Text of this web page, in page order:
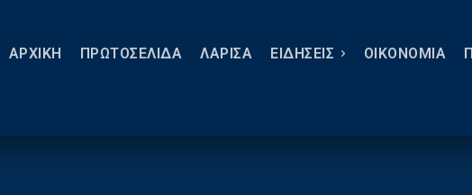
ΑΡΧΙΚΗ ΠΡΩΤΟΣΕΛΙΔΑ ΛΑΡΙΣΑ ΕΙΔΗΣΕΙΣ ΟΙΚΟΝΟΜΙΑ